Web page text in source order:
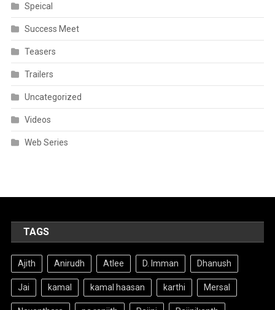
Speical
Success Meet
Teasers
Trailers
Uncategorized
Videos
Web Series
TAGS
Ajith Anirudh Atlee D. Imman Dhanush
Jai kamal kamal haasan karthi Mersal